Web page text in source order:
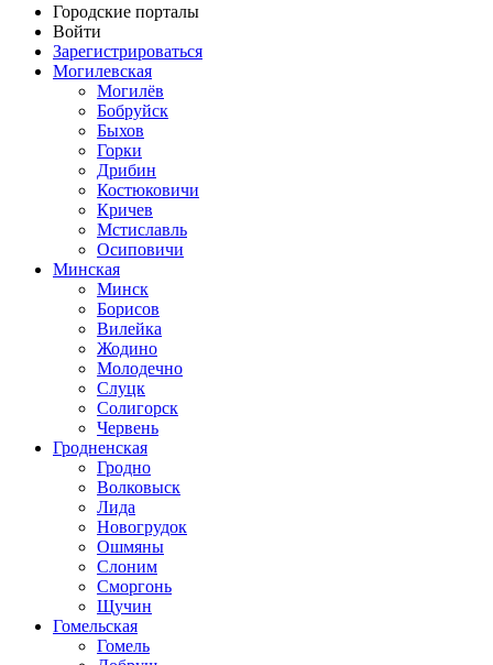
Городские порталы
Войти
Зарегистрироваться
Могилевская
Могилёв
Бобруйск
Быхов
Горки
Дрибин
Костюковичи
Кричев
Мстиславль
Осиповичи
Минская
Минск
Борисов
Вилейка
Жодино
Молодечно
Слуцк
Солигорск
Червень
Гродненская
Гродно
Волковыск
Лида
Новогрудок
Ошмяны
Слоним
Сморгонь
Щучин
Гомельская
Гомель